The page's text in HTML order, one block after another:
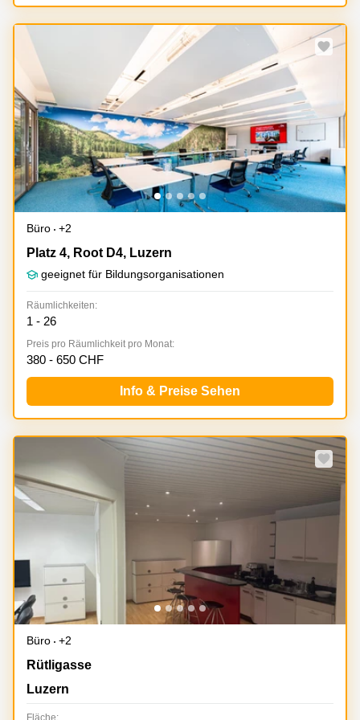
Basel
Büro
mieten
Luzern
Business
Center
Zürich
Business
Center
Zug
Bern
Aeschengraben
29 Basel
Zugerstrasse
32 Baar
Glärnischstrasse
13 Wil
Werftestrasse
4 Luzern
Büro
+2
Platz 4, Root D4, Luzern
Platz 4, Root D4, Luzern
geeignet für Bildungsorganisationen
Räumlichkeiten:
1 - 26
Preis pro Räumlichkeit pro Monat:
380 - 650 CHF
Info & Preise Sehen
Büro
+2
Rütligasse 2, Luzern
Rütligasse
Luzern
Fläche: